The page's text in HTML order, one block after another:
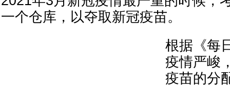
一个仓库，以夺取新冠疫苗。
根据《每
疫情严峻
疫苗的分